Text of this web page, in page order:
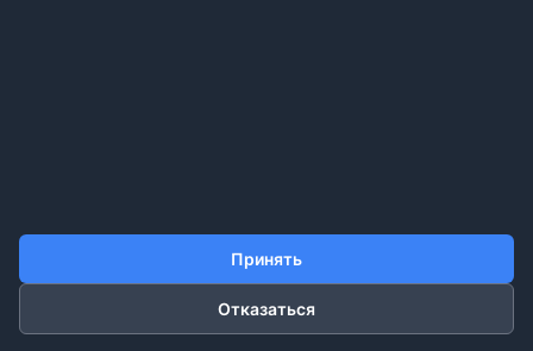
Принять
Отказаться